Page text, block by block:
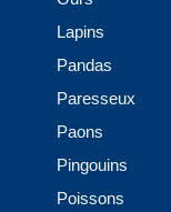
Lapins
Pandas
Paresseux
Paons
Pingouins
Poissons